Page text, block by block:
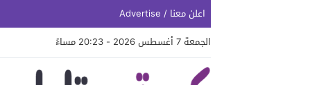
اعلن معنا / Advertise
الجمعة 7 أغسطس 2026 - 20:23 مساءً